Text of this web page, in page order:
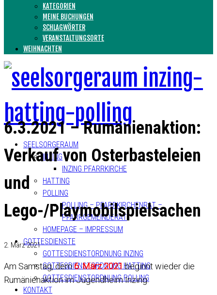
KATEGORIEN
MEINE BUCHUNGEN
SCHLAGWÖRTER
VERANSTALTUNGSORTE
WEIHNACHTEN
SEELSORGERAUM
INZING
INZING PFARRKIRCHE
HATTING
POLLING
POLLING – PFARRKIRCHENRAT –
PFARRGEMEINDERAT
HOMEPAGE – IMPRESSUM
GOTTESDIENSTE
GOTTESDIENSTORDNUNG INZING
GOTTESDIENSTORDNUNG HATTING
GOTTESDIENSTORDNUNG POLLING
KONTAKT
6.3.2021 – Rumänienaktion:
Verkauf von Osterbasteleien
und
Lego-/Playmobilspielsachen
2. März 2021
Am Samstag, dem6. März 2021 beginnt wieder die
Rumänienaktion im Jugendheim Inzing.